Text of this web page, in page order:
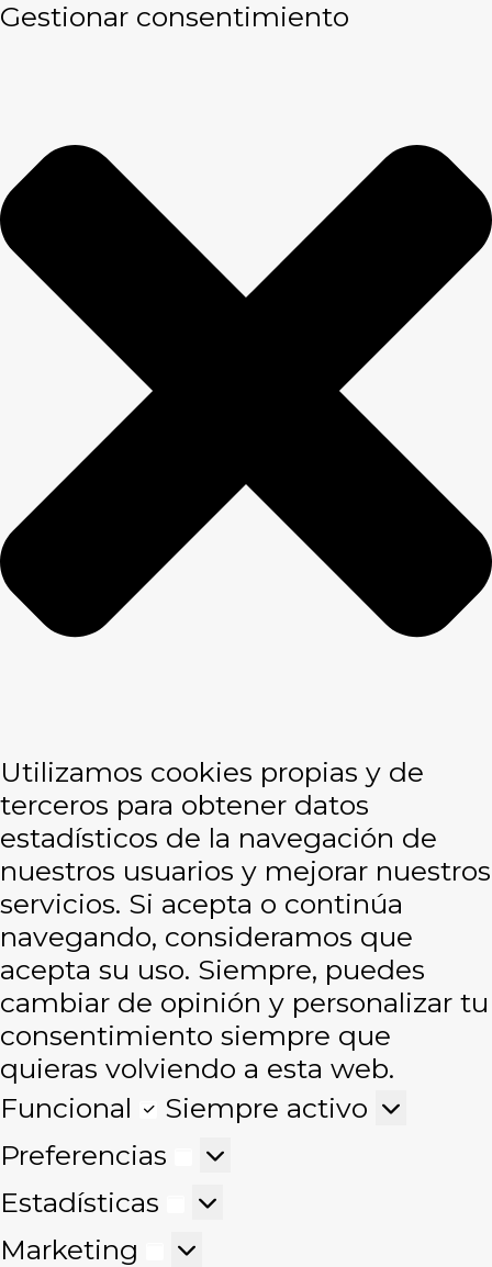
Gestionar consentimiento
Utilizamos cookies propias y de
terceros para obtener datos
estadísticos de la navegación de
nuestros usuarios y mejorar nuestros
servicios. Si acepta o continúa
navegando, consideramos que
acepta su uso. Siempre, puedes
cambiar de opinión y personalizar tu
consentimiento siempre que
quieras volviendo a esta web.
Funcional
Funcional
Siempre activo
Preferencias
Preferencias
Estadísticas
Estadísticas
Marketing
Marketing